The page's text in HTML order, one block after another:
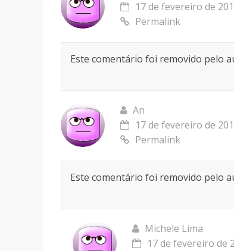
17 de fevereiro de
Permalink
Este comentário foi removido pelo
An
17 de fevereiro de
Permalink
Este comentário foi removido pelo
Michele Lima
17 de fevereiro de